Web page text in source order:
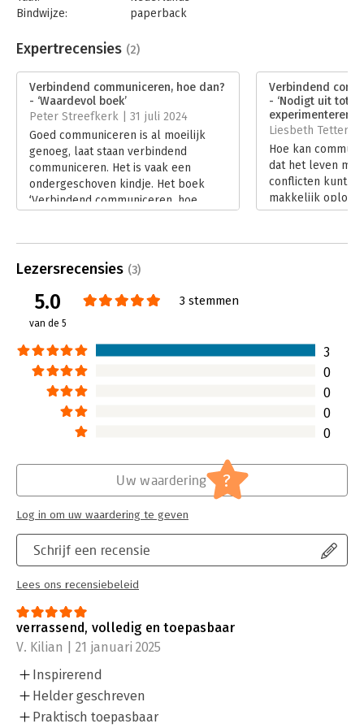
Bindwijze:
paperback
Uitgever:
Uitgeverij Thema
Verschijningsdatum:
17-6-2024
Hoofdrubriek: Coaching en trainen Leiderschap
Expertrecensies (2)
Verbindend communiceren, hoe dan?
- ‘Waardevol boek’
Peter Streefkerk | 31 juli 2024
Goed communiceren is al moeilijk
genoeg, laat staan verbindend
communiceren. Het is vaak een
ondergeschoven kindje. Het boek
‘Verbindend communiceren, hoe
Lees verder
Verbindend
- ‘Nodigt uit tot
experimenteren
Liesbeth Tettero
Hoe kan
dat het leven
conflicten kunt
makkelijk
communicatie is
de praktijk valt
Lees verder
Lezersrecensies (3)
5.0
van de 5
3 stemmen
3
0
0
0
0
Schrijf een recensie
Lees ons recensiebeleid
Uw waardering ?
Log in om uw waardering te geven
verrassend, volledig en toepasbaar
V. Kilian | 21 januari 2025
Inspirerend
Helder geschreven
Praktisch toepasbaar